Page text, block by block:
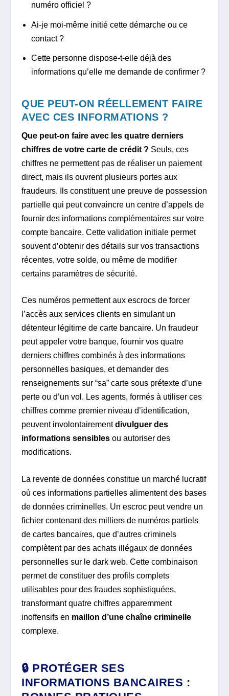
numéro officiel ?
Ai-je moi-même initié cette démarche ou ce
contact ?
Cette personne dispose-t-elle déjà des
informations qu’elle me demande de confirmer ?
QUE PEUT-ON RÉELLEMENT FAIRE
AVEC CES INFORMATIONS ?
Que peut-on faire avec les quatre derniers
chiffres de votre carte de crédit ? Seuls, ces
chiffres ne permettent pas de réaliser un paiement
direct, mais ils ouvrent plusieurs portes aux
fraudeurs. Ils constituent une preuve de possession
partielle qui peut convaincre un centre d’appels de
fournir des informations complémentaires sur votre
compte bancaire. Cette validation initiale permet
souvent d’obtenir des détails sur vos transactions
récentes, votre solde, ou même de modifier
certains paramètres de sécurité.
Ces numéros permettent aux escrocs de forcer
l’accès aux services clients en simulant un
détenteur légitime de carte bancaire. Un fraudeur
peut appeler votre banque, fournir vos quatre
derniers chiffres combinés à des informations
personnelles basiques, et demander des
renseignements sur “sa” carte sous prétexte d’une
perte ou d’un vol. Les agents, formés à utiliser ces
chiffres comme premier niveau d’identification,
peuvent involontairementdivulguer des
informations sensibles ou autoriser des
modifications.
La revente de données constitue un marché lucratif
où ces informations partielles alimentent des bases
de données criminelles. Un escroc peut vendre un
fichier contenant des milliers de numéros partiels
de cartes bancaires, que d’autres criminels
complètent par des achats illégaux de données
personnelles sur le dark web. Cette combinaison
permet de constituer des profils complets
utilisables pour des fraudes sophistiquées,
transformant quatre chiffres apparemment
inoffensifs en maillon d’une chaîne criminelle
complexe.
🔒 PROTÉGER SES
INFORMATIONS BANCAIRES :